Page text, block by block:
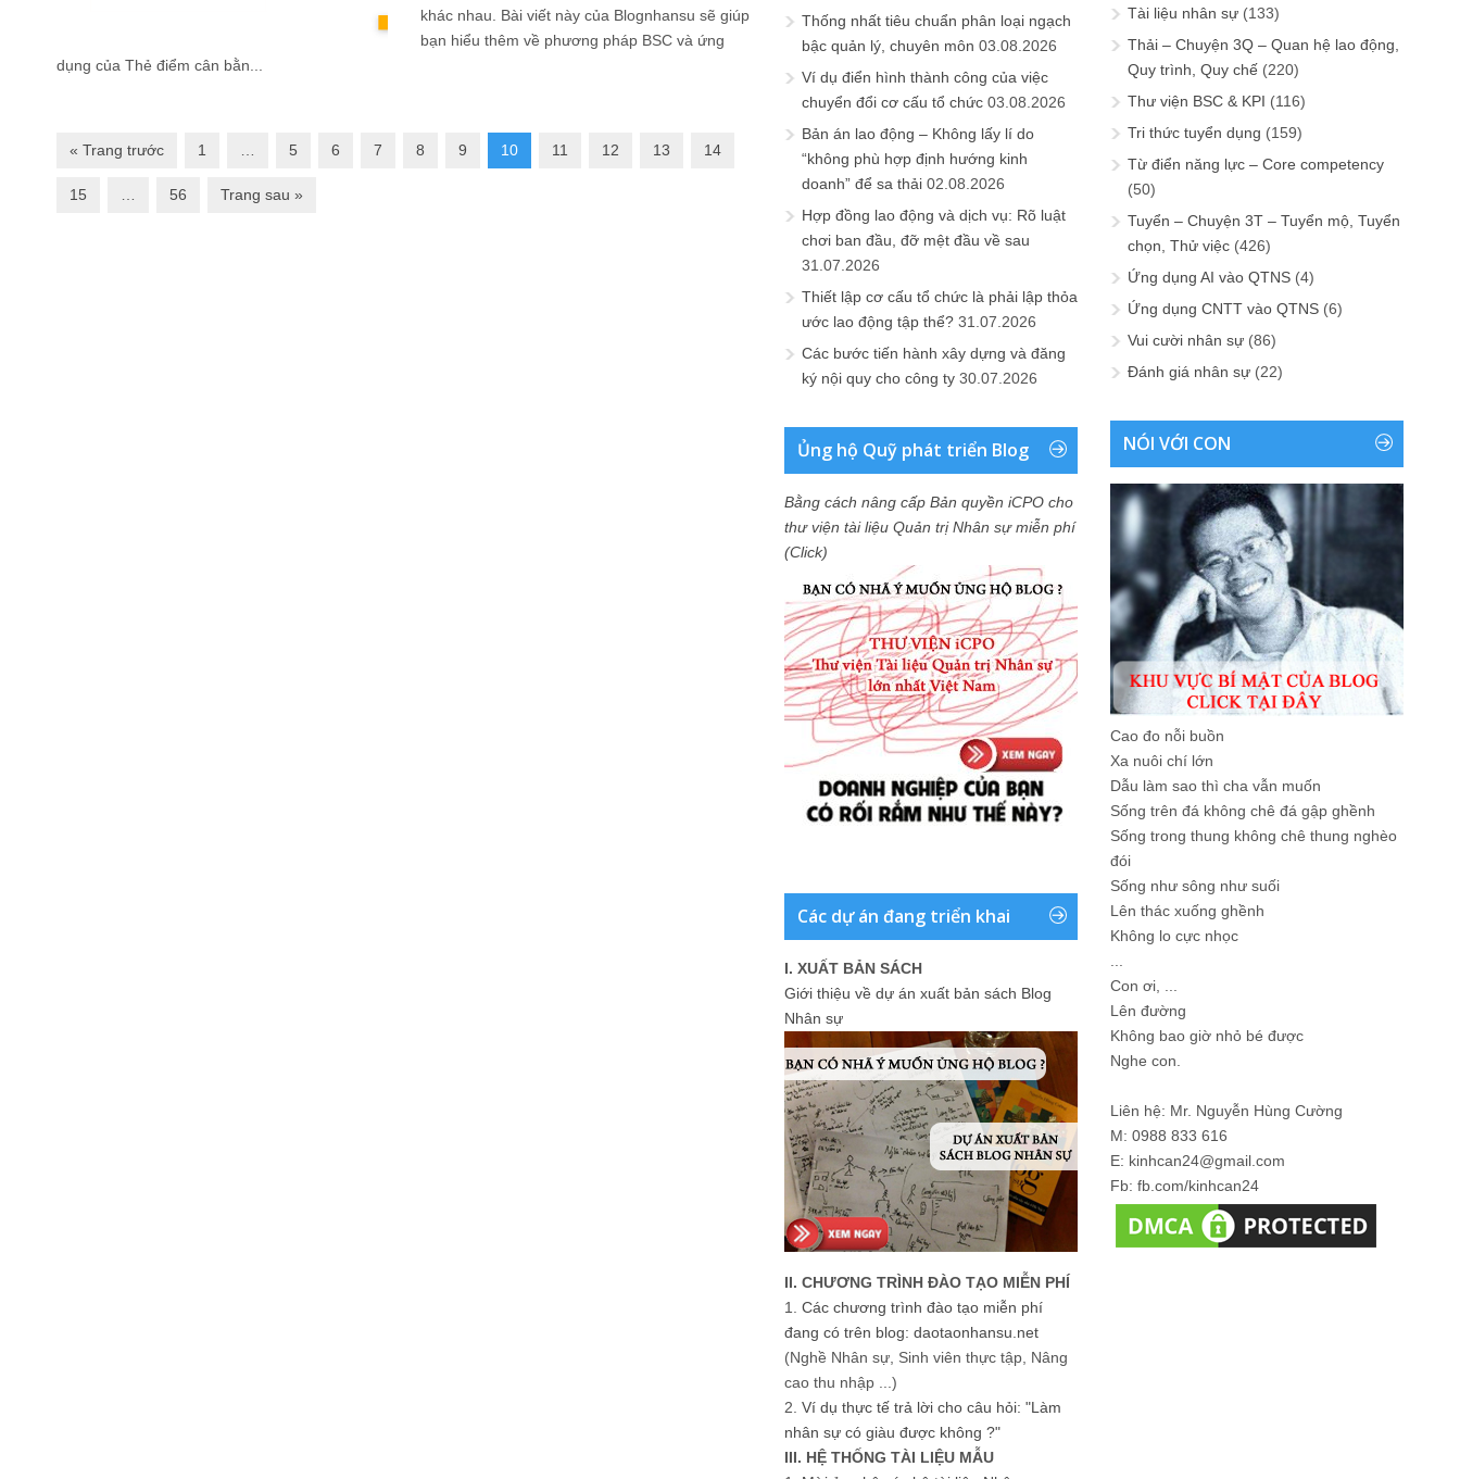
khác nhau. Bài viết này của Blognhansu sẽ giúp
bạn hiểu thêm về phương pháp BSC và ứng
dụng của Thẻ điểm cân bằn...
« Trang trước 1 5 6 7 8 9 10 11 12 13 14
15 56 Trang sau »
Thống nhất tiêu chuẩn phân loại ngạch
bậc quản lý, chuyên môn 03.08.2026
Ví dụ điển hình thành công của việc
chuyển đổi cơ cấu tổ chức 03.08.2026
Bản án lao động – Không lấy lí do
“không phù hợp định hướng kinh
doanh” để sa thải 02.08.2026
Hợp đồng lao động và dịch vụ: Rõ luật
chơi ban đầu, đỡ mệt đầu về sau
31.07.2026
Thiết lập cơ cấu tổ chức là phải lập thỏa
ước lao động tập thể? 31.07.2026
Các bước tiến hành xây dựng và đăng
ký nội quy cho công ty 30.07.2026
Ủng hộ Quỹ phát triển Blog
Bằng cách nâng cấp Bản quyền iCPO cho
thư viện tài liệu Quản trị Nhân sự miễn phí
(Click)
Các dự án đang triển khai
I. XUẤT BẢN SÁCH
Giới thiệu về dự án xuất bản sách Blog
Nhân sự
II. CHƯƠNG TRÌNH ĐÀO TẠO MIỄN PHÍ
1. Các chương trình đào tạo miễn phí
đang có trên blog: daotaonhansu.net
(Nghề Nhân sự, Sinh viên thực tập, Nâng
cao thu nhập ...)
2. Ví dụ thực tế trả lời cho câu hỏi: "Làm
nhân sự có giàu được không ?"
III. HỆ THỐNG TÀI LIỆU MẪU
Tài liệu nhân sự (133)
Thải – Chuyện 3Q – Quan hệ lao động,
Quy trình, Quy chế (220)
Thư viện BSC & KPI (116)
Tri thức tuyển dụng (159)
Từ điển năng lực – Core competency
(50)
Tuyển – Chuyện 3T – Tuyển mộ, Tuyển
chọn, Thử việc (426)
Ứng dụng AI vào QTNS (4)
Ứng dụng CNTT vào QTNS (6)
Vui cười nhân sự (86)
Đánh giá nhân sự (22)
NÓI VỚI CON
Cao đo nỗi buồn
Xa nuôi chí lớn
Dẫu làm sao thì cha vẫn muốn
Sống trên đá không chê đá gập ghềnh
Sống trong thung không chê thung nghèo
đói
Sống như sông như suối
Lên thác xuống ghềnh
Không lo cực nhọc
Con ơi, ...
Lên đường
Không bao giờ nhỏ bé được
Nghe con.
Liên hệ: Mr. Nguyễn Hùng Cường
M: 0988 833 616
E: kinhcan24@gmail.com
Fb: fb.com/kinhcan24